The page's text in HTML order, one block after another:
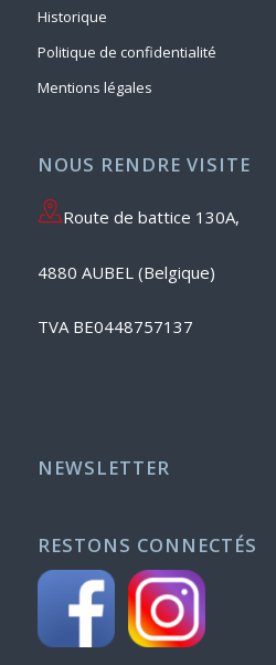
Historique
Politique de confidentialité
Mentions légales
NOUS RENDRE VISITE
Route de battice 130A,
4880 AUBEL (Belgique)
TVA BE0448757137
NEWSLETTER
RESTONS CONNECTÉS